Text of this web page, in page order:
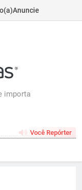
Anuncie
importa
Você Repórter